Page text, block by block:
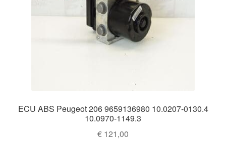
ECU ABS Peugeot 206 9659136980 10.0207-0130.4
10.0970-1149.3
€ 121,00